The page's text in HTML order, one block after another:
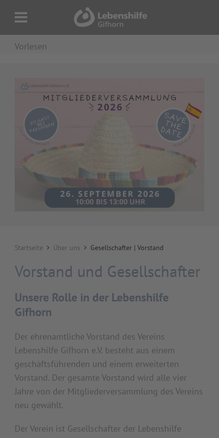
Vorlesen
Startseite Über uns Gesellschafter | Vorstand
Vorstand und Gesellschafter
Unsere Rolle in der Lebenshilfe
Gifhorn
Der ehrenamtliche Vorstand des Vereins
Lebenshilfe Gifhorn e.V. besteht aus einem
geschäftsführenden und einem erweiterten
Vorstand. Der gesamte Vorstand wird alle vier
Jahre von der Mitgliederversammlung des Vereins
neu gewählt.
Der Verein ist Gesellschafter der Lebenshilfe